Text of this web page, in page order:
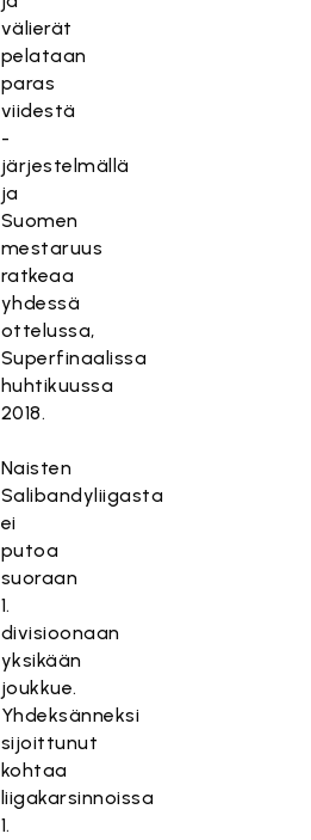
välierät
pelataan
paras
viidestä
-
järjestelmällä
ja
Suomen
mestaruus
ratkeaa
yhdessä
ottelussa,
Superfinaalissa
huhtikuussa
2018.
Naisten
Salibandyliigasta
ei
putoa
suoraan
1.
divisioonaan
yksikään
joukkue.
Yhdeksänneksi
sijoittunut
kohtaa
liigakarsinnoissa
1.